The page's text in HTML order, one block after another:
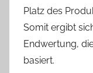
Platz des
Somit ergibt
Endwertung,
basiert.